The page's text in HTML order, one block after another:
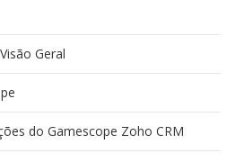
Geral
do Gamescope Zoho CRM